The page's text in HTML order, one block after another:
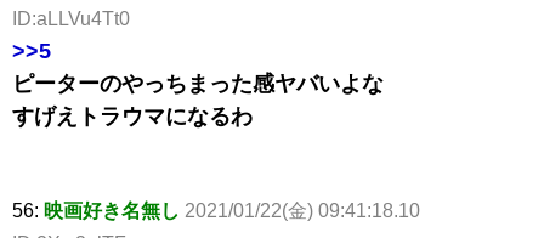
ID:aLLVu4Tt0
>>5
ピーターのやっちまった感ヤバいよな
すげえトラウマになるわ
56: 映画好き名無し 2021/01/22(金) 09:41:18.10